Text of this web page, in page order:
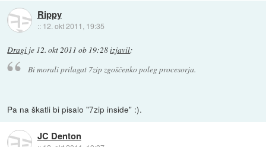
Rippy
:: 12. okt 2011, 19:35
Dragi je 12. okt 2011 ob 19:28izjavil:
Bi morali prilagat 7zip zgoščenko poleg procesorja.
Pa na škatli bi pisalo "7zip inside" :).
JC Denton